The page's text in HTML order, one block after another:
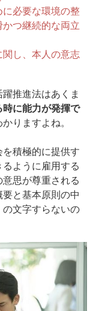
に必要な環境の整
つ継続的な両立
関し、本人の意志
推進法はあくま
時に能力が発揮で
りますよね。
積極的に提供す
ように雇用する
思が尊重される
と基本原則の中
文字すらないの